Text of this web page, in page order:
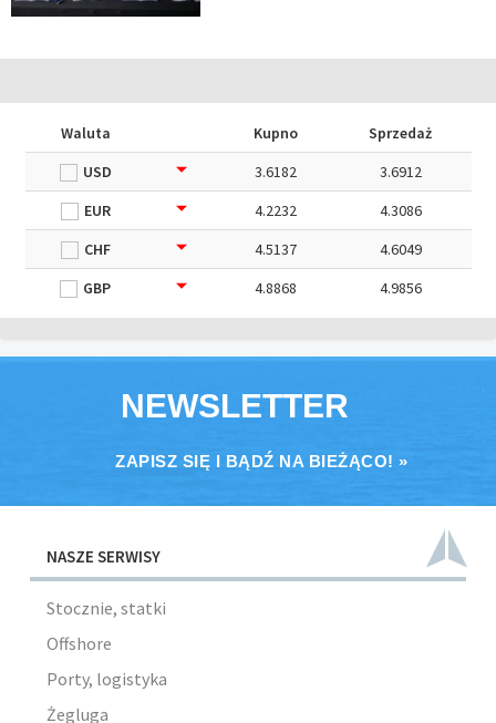
Waluta Kupno
Sprzedaż
USD
3.6182
3.6912
EUR
4.2232
4.3086
CHF
4.5137
4.6049
GBP
4.8868 4.9856
NEWSLETTER
ZAPISZ SIĘ I BĄDŹ NA BIEŻĄCO! »
NASZE SERWISY
Stocznie, statki
Offshore
Porty, logistyka
Żegluga